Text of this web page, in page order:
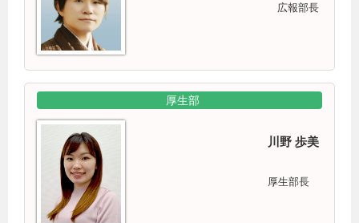
広報部長
厚生部
川野 歩美
厚生部長